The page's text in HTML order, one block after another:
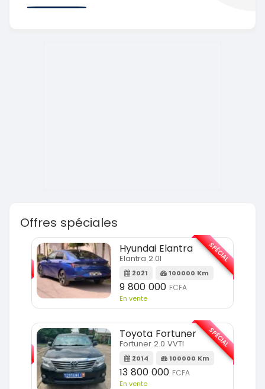
Offres spéciales
Hyundai Elantra
Elantra 2.0l
2021 100000 Km
9 800 000 FCFA
En vente
SPÉCIAL
Toyota Fortuner
Fortuner 2.0 VVTI
2014 100000 Km
13 800 000 FCFA
En vente
SPÉCIAL